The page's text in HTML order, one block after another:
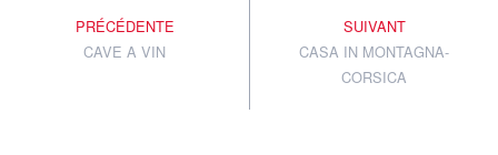
PRÉCÉDENTE
CAVE A VIN
SUIVANT
CASA IN MONTAGNA-
CORSICA